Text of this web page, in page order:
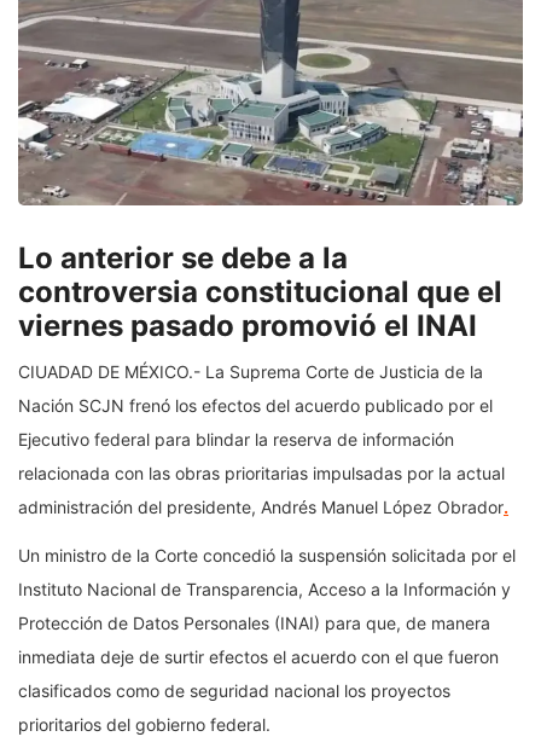
Lo anterior se debe a la
controversia constitucional que el
viernes pasado promovió el INAI
CIUADAD DE MÉXICO.- La Suprema Corte de Justicia de la
Nación SCJN frenó los efectos del acuerdo publicado por el
Ejecutivo federal para blindar la reserva de información
relacionada con las obras prioritarias impulsadas por la actual
administración del presidente, Andrés Manuel López Obrador.
Un ministro de la Corte concedió la suspensión solicitada por el
Instituto Nacional de Transparencia, Acceso a la Información y
Protección de Datos Personales (INAI) para que, de manera
inmediata deje de surtir efectos el acuerdo con el que fueron
clasificados como de seguridad nacional los proyectos
prioritarios del gobierno federal.